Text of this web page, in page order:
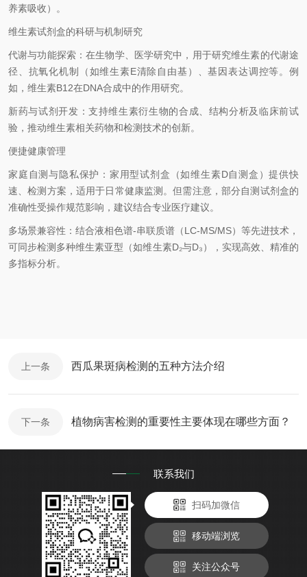
养素吸收）。
维生素试剂盒的科研与机制研究
代谢与功能探索：在生物学、医学研究中，用于研究维生素的代谢途
径、抗氧化机制（如维生素E清除自由基）、基因表达调控等。例
如，维生素B12在DNA合成中的作用研究。
新药与试剂开发：支持维生素衍生物的合成、结构分析及临床前试
验，推动维生素相关药物和检测技术的创新。
便捷健康管理
家庭自测与隐私保护：家用型试剂盒（如维生素D自测盒）提供快
速、检测方案，适用于日常健康监测。但需注意，部分自测试剂盒的
准确性受操作规范影响，建议结合专业医疗建议。
多场景兼容性：结合液相色谱-串联质谱（LC-MS/MS）等先进技术，
可同步检测多种维生素亚型（如维生素D₂与D₃），实现高效、精准的
多指标分析。
上一条 西瓜果斑病检测的五种方法介绍
下一条 植物病害检测的重要性主要体现在哪些方面？
联系我们
扫码加微信
移动端浏览
关注公众号